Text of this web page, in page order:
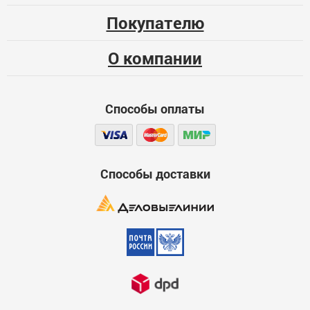
Покупателю
О компании
Способы оплаты
Способы доставки